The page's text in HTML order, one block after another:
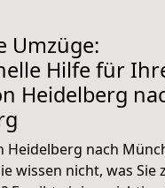
Umzüge:
Hilfe für
Heidelberg
Heidelberg nach
wissen nicht, was Sie